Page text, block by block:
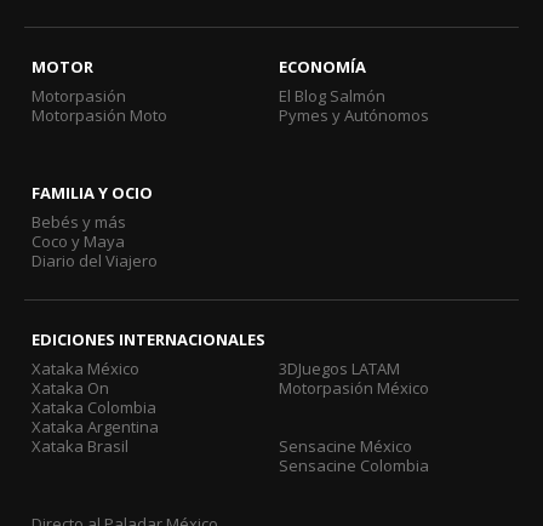
MOTOR
Motorpasión
Motorpasión Moto
ECONOMÍA
El Blog Salmón
Pymes y Autónomos
FAMILIA Y OCIO
Bebés y más
Coco y Maya
Diario del Viajero
EDICIONES INTERNACIONALES
Xataka México
Xataka On
Xataka Colombia
Xataka Argentina
Xataka Brasil
3DJuegos LATAM
Motorpasión México
Sensacine México
Sensacine Colombia